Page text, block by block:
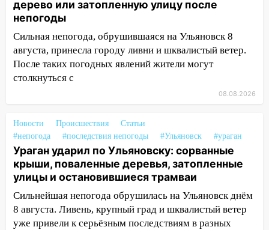
13:14 Ураган оторвал светофор на
проспекте Филатова в Ульяновске
13:12 Дерево пробило крышу дома на
Новгородской в Ульяновске и рухнуло
на электрощит
В Заволжском районе дерево
13:08
Ураган ударил по Ульяновску:
сорванные крыши, поваленные деревья,
затопленные улицы и остановившиеся
трамваи
12:17 Ульяновск накрыл крупный град:
после ливня город снова уходит под
воду
дерево или затопленную улицу после
непогоды
Сильная непогода, обрушившаяся на Ульяновск 8
августа, принесла городу ливни и шквалистый ветер.
После таких погодных явлений жители могут
столкнуться с
08.08.2026
Новости Происшествия
Статьи
#непогода
#последствия непогоды #Ульяновск #ураган
Ураган ударил по Ульяновску: сорванные
крыши, поваленные деревья, затопленные
улицы и остановившиеся трамваи
Сильнейшая непогода обрушилась на Ульяновск днём
8 августа. Ливень, крупный град и шквалистый ветер
уже привели к серьёзным последствиям в разных